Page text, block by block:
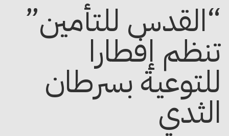
“القدس للتأمين”
تنظم إفطارا
للتوعية بسرطان
الثدي